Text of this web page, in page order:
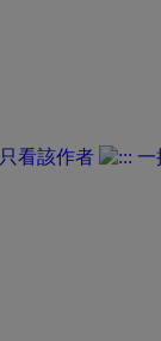
只看該作者